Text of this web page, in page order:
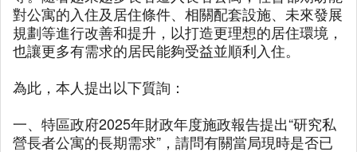
對公寓的入住及居住條件、相關配套設施、未來發展
規劃等進行改善和提升，以打造更理想的居住環境，
也讓更多有需求的居民能夠受益並順利入住。
為此，本人提出以下質詢：
一、特區政府2025年財政年度施政報告提出“研究私
營長者公寓的長期需求”，請問有關當局現時是否已